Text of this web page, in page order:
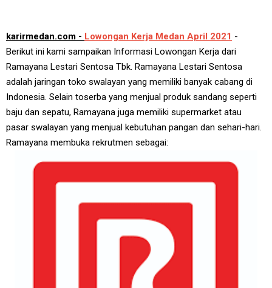
karirmedan.com - Lowongan Kerja Medan April 2021 -
Berikut ini kami sampaikan Informasi Lowongan Kerja dari
Ramayana Lestari Sentosa Tbk. Ramayana Lestari Sentosa
adalah jaringan toko swalayan yang memiliki banyak cabang di
Indonesia. Selain toserba yang menjual produk sandang seperti
baju dan sepatu, Ramayana juga memiliki supermarket atau
pasar swalayan yang menjual kebutuhan pangan dan sehari-hari.
Ramayana membuka rekrutmen sebagai: